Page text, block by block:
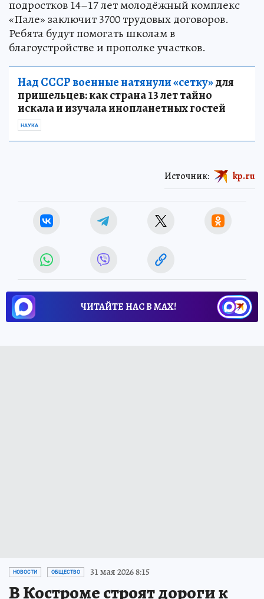
подростков 14–17 лет молодёжный комплекс
«Пале» заключит 3700 трудовых договоров.
Ребята будут помогать школам в
благоустройстве и прополке участков.
Над СССР военные натянули «сетку»для
пришельцев: как страна 13 лет тайно
искала и изучала инопланетных гостей
НАУКА
Источник: kp.ru
ЧИТАЙТЕ НАС В МАХ!
НОВОСТИ ОБЩЕСТВО 31 мая 2026 8:15
В Костроме строят дороги к